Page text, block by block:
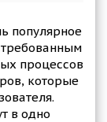
популярное
процессов
которые
в одно